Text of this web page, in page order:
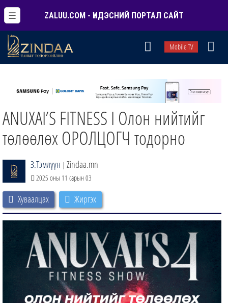
☰ ZALUU.COM - ҮНДЭСНИЙ ПОРТАЛ САЙТ